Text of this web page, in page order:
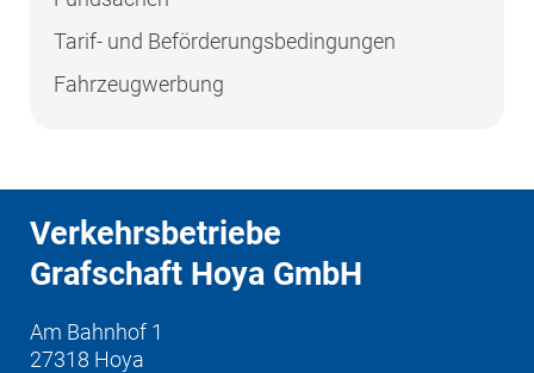
Tarif- und Beförderungsbedingungen
Fahrzeugwerbung
Verkehrsbetriebe
Grafschaft Hoya GmbH
Am Bahnhof 1
27318 Hoya